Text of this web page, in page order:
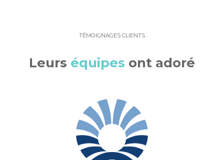
TÉMOIGNAGES CLIENTS
Leurs équipes ont adoré